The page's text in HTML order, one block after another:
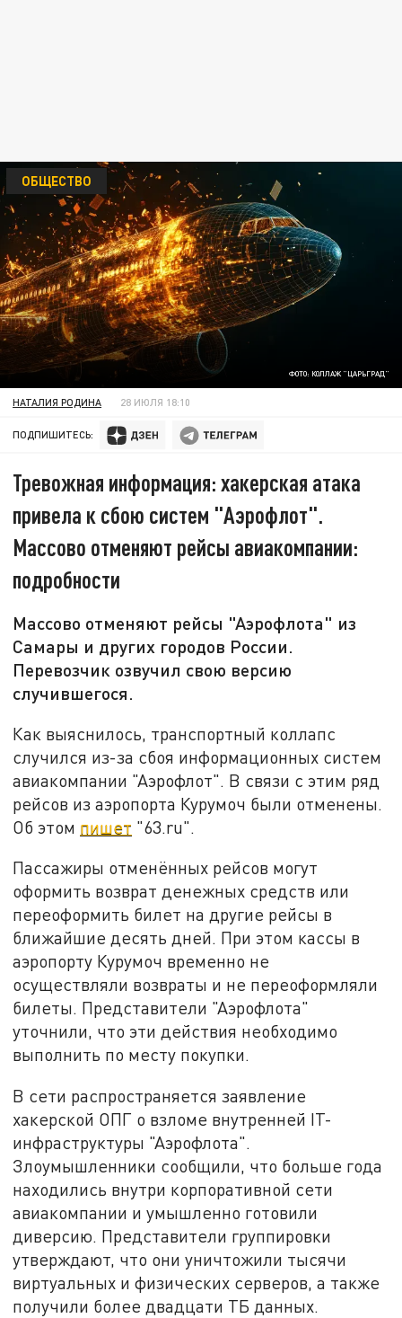
ФОТО: КОЛЛАЖ "ЦАРЬГРАД"
ОБЩЕСТВО
НАТАЛИЯ РОДИНА 28 ИЮЛЯ 18:10
ПОДПИШИТЕСЬ:
Тревожная информация: хакерская атака
привела к сбою систем "Аэрофлот".
Массово отменяют рейсы авиакомпании:
подробности
Массово отменяют рейсы "Аэрофлота" из
Самары и других городов России.
Перевозчик озвучил свою версию
случившегося.
Как выяснилось, транспортный коллапс
случился из-за сбоя информационных систем
авиакомпании "Аэрофлот". В связи с этим ряд
рейсов из аэропорта Курумоч были отменены.
Об этом пишет "63.ru".
Пассажиры отменённых рейсов могут
оформить возврат денежных средств или
переоформить билет на другие рейсы в
ближайшие десять дней. При этом кассы в
аэропорту Курумоч временно не
осуществляли возвраты и не переоформляли
билеты. Представители "Аэрофлота"
уточнили, что эти действия необходимо
выполнить по месту покупки.
В сети распространяется заявление
хакерской ОПГ о взломе внутренней IT-
инфраструктуры "Аэрофлота".
Злоумышленники сообщили, что больше года
находились внутри корпоративной сети
авиакомпании и умышленно готовили
диверсию. Представители группировки
утверждают, что они уничтожили тысячи
виртуальных и физических серверов, а также
получили более двадцати ТБ данных.